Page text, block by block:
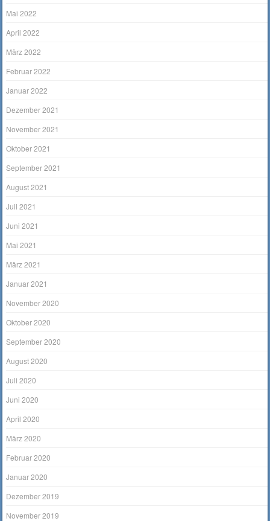
Mai 2022
April 2022
März 2022
Februar 2022
Januar 2022
Dezember 2021
November 2021
Oktober 2021
September 2021
August 2021
Juli 2021
Juni 2021
Mai 2021
März 2021
Januar 2021
November 2020
Oktober 2020
September 2020
August 2020
Juli 2020
Juni 2020
April 2020
März 2020
Februar 2020
Januar 2020
Dezember 2019
November 2019